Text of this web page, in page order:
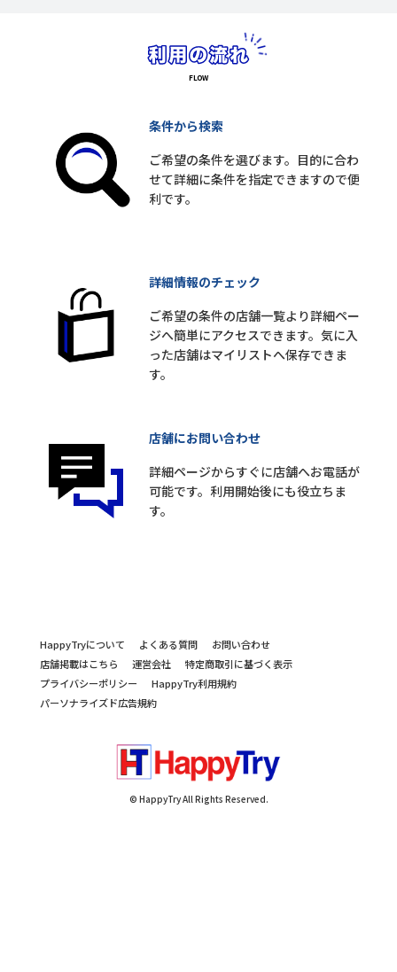
条件から検索
ご希望の条件を選びます。目的に合わ
せて詳細に条件を指定できますので便
利です。
詳細情報のチェック
ご希望の条件の店舗一覧より詳細ペー
ジへ簡単にアクセスできます。気に入
った店舗はマイリストへ保存できま
す。
店舗にお問い合わせ
詳細ページからすぐに店舗へお電話が
可能です。利用開始後にも役立ちま
す。
HappyTryについて よくある質問
お問い合わせ
店舗掲載はこちら
運営会社
特定商取引に基づく表示
プライバシーポリシー
HappyTry利用規約
パーソナライズド広告規約
© HappyTry All Rights Reserved.